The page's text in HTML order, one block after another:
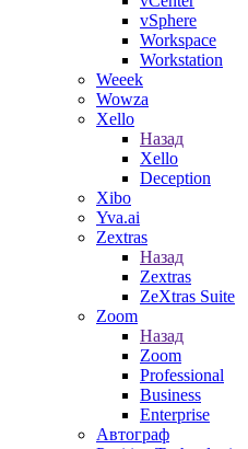
vSphere
Workspace
Workstation
Weeek
Wowza
Xello
Назад
Xello
Deception
Xibo
Yva.ai
Zextras
Назад
Zextras
ZeXtras Suite
Zoom
Назад
Zoom
Professional
Business
Enterprise
Автограф